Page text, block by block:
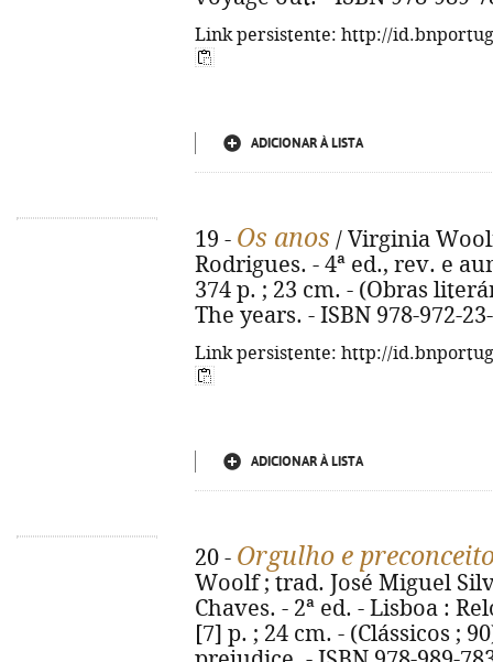
Link persistente: http://
ADICIONAR À LISTA
19 - Os anos / Virginia
Rodrigues. - 4ª ed., rev. e
374 p. ; 23 cm. - (Obras
The years. - ISBN 978-972-
Link persistente: http://
ADICIONAR À LISTA
20 - Orgulho e
Woolf ; trad. José Miguel
Chaves. - 2ª ed. - Lisboa :
[7] p. ; 24 cm. - (Clássicos ;